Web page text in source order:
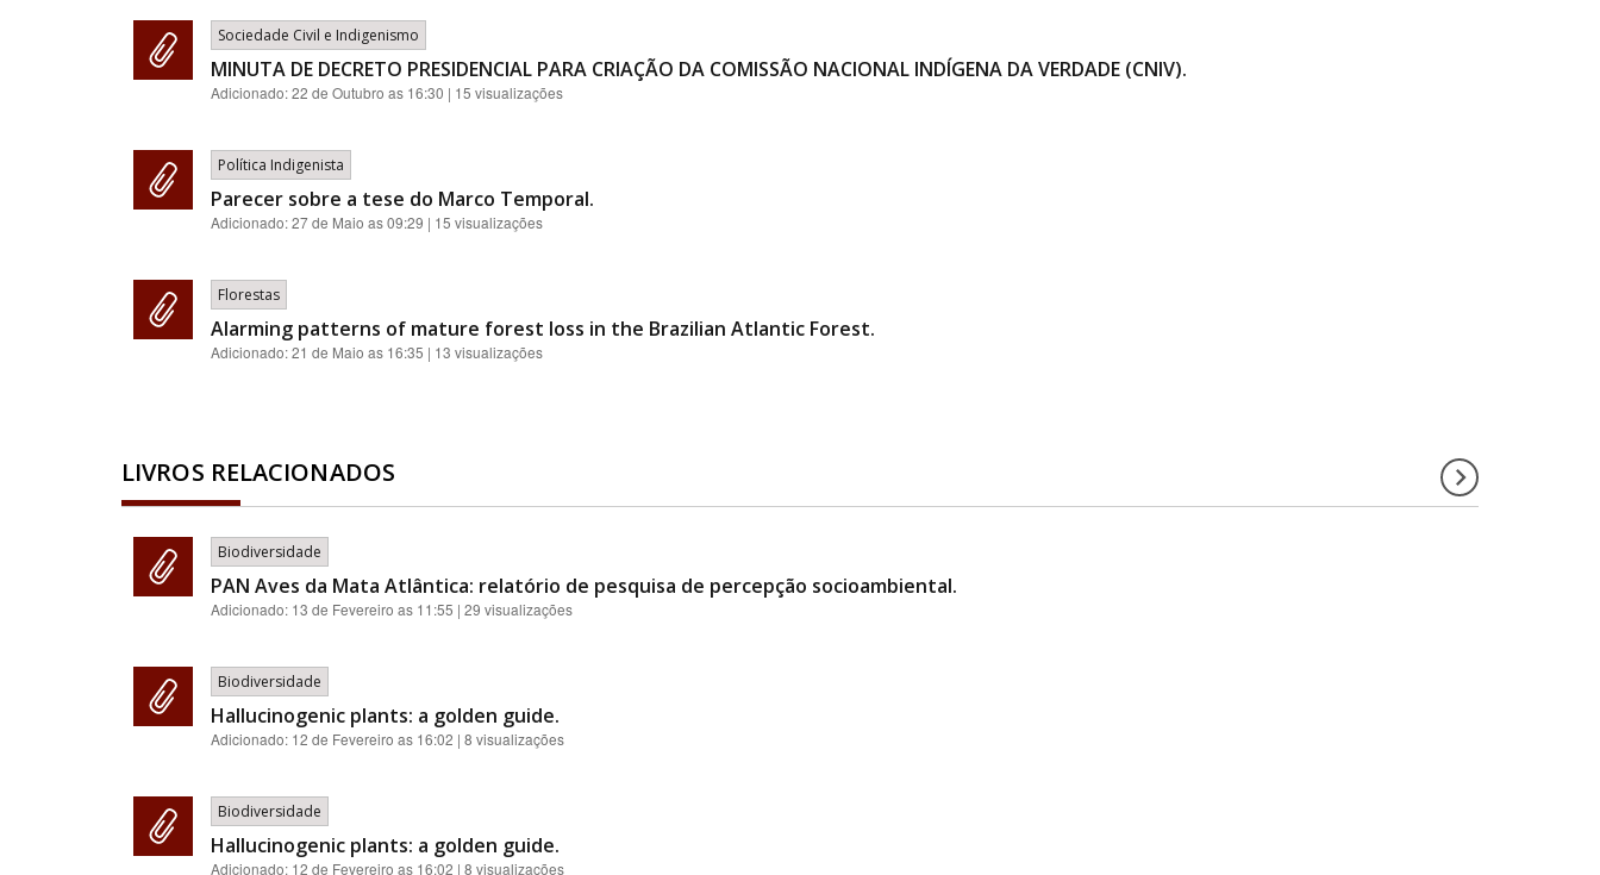
Sociedade Civil e Indigenismo
MINUTA DE DECRETO PRESIDENCIAL PARA CRIAÇÃO DA COMISSÃO NACIONAL INDÍGENA DA VERDADE (CNIV).
Adicionado:22 de Outubro as 16:30 | 15 visualizações
Política Indigenista
Parecer sobre a tese do Marco Temporal.
Adicionado:27 de Maio as 09:29 | 15 visualizações
Florestas
Alarming patterns of mature forest loss in the Brazilian Atlantic Forest.
Adicionado:21 de Maio as 16:35 | 13 visualizações
LIVROS RELACIONADOS
Biodiversidade
PAN Aves da Mata Atlântica: relatório de pesquisa de percepção socioambiental.
Adicionado: 13 de Fevereiro as 11:55 | 29 visualizações
Biodiversidade
Hallucinogenic plants: a golden guide.
Adicionado: 12 de Fevereiro as 16:02 | 8 visualizações
Biodiversidade
Hallucinogenic plants: a golden guide.
Adicionado: 12 de Fevereiro as 16:02 | 8 visualizações